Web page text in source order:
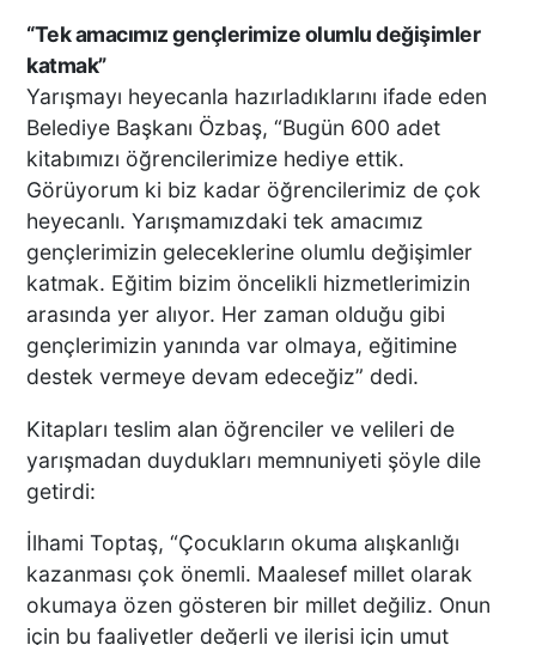
DENİZLİ BAROSU VE
AVUKATLARIN
İŞYERLERİNDE ARAMA
YAPILIYOR
KEKİK ÜRETİCİLERİNİN
UMUDU ALTUNTAŞ
BAHARAT ŞENLİKTE DE
YANLARINDAYDI
İKİ KADINA KURŞUN
ÇIKTI
TÜRKİYE BU SÖZLERLE
“Tek amacımız gençlerimize olumlu değişimler
katmak”
Yarışmayı heyecanla hazırladıklarını ifade eden
Belediye Başkanı Özbaş, “Bugün 600 adet
kitabımızı öğrencilerimize hediye ettik.
Görüyorum ki biz kadar öğrencilerimiz de çok
heyecanlı. Yarışmamızdaki tek amacımız
gençlerimizin geleceklerine olumlu değişimler
katmak. Eğitim bizim öncelikli hizmetlerimizin
arasında yer alıyor. Her zaman olduğu gibi
gençlerimizin yanında var olmaya, eğitimine
destek vermeye devam edeceğiz” dedi.
Kitapları teslim alan öğrenciler ve velileri de
yarışmadan duydukları memnuniyeti şöyle dile
getirdi:
İlhami Toptaş, “Çocukların okuma alışkanlığı
kazanması çok önemli. Maalesef millet olarak
okumaya özen gösteren bir millet değiliz. Onun
için bu faaliyetler değerli ve ilerisi için umut